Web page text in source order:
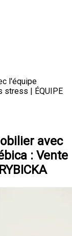
l'équipe
stress | ÉQUIPE
avec
: Vente